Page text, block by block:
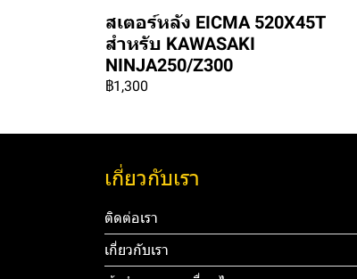
สเตอร์หลัง EICMA 520X45T
สำหรับ KAWASAKI
NINJA250/Z300
฿1,300
เกี่ยวกับเรา
ติดต่อเรา
เกี่ยวกับเรา